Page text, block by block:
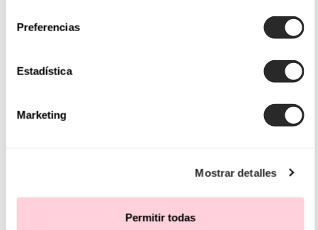
Preferencias
Estadística
Marketing
Mostrar detalles
Permitir todas